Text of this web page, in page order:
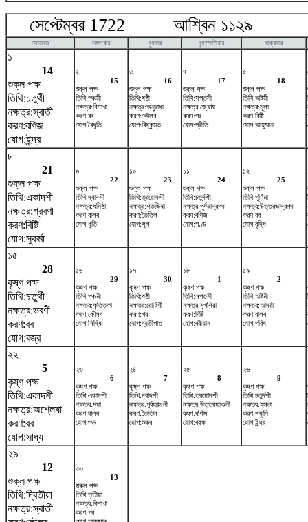
সেপ্টেম্বর 1722 আশ্বিন ১১২৯
সোমবার মঙ্গলবার বুধবার বৃহস্পতিবার শুক্রবার
১
14
শুক্ল পক্ষ
তিথি:চতুর্থী
নক্ষত্র:স্বাতী
করণ:বণিজ
যোগ:ইন্দ্র
২
15
শুক্ল পক্ষ
তিথি:পঞ্চমী
নক্ষত্র:বিশাখা
করণ:বব
যোগ:বৈধৃতি
৩
16
শুক্ল পক্ষ
তিথি:ষষ্ঠী
নক্ষত্র:অনুরাধা
করণ:কৌলব
যোগ:বিষ্কুম্ভ
৪
17
শুক্ল পক্ষ
তিথি:সপ্তমী
নক্ষত্র:জ্যেষ্ঠা
করণ:গর
যোগ:প্রীতি
৫
18
শুক্ল পক্ষ
তিথি:অষ্টমী
নক্ষত্র:মূলা
করণ:বিষ্টি
যোগ:আয়ুষ্মান
৮
21
শুক্ল পক্ষ
তিথি:একাদশী
নক্ষত্র:শ্রবণা
করণ:বিষ্টি
যোগ:সুকর্মা
৯
22
শুক্ল পক্ষ
তিথি:দ্বাদশী
নক্ষত্র:ধনিষ্ঠা
করণ:বালব
যোগ:ধৃতি
১০
23
শুক্ল পক্ষ
তিথি:ত্রয়োদশী
নক্ষত্র:শতভিষ‌া
করণ:তৈতিল
যোগ:শূল
১১
24
শুক্ল পক্ষ
তিথি:চতুর্দশী
নক্ষত্র:পূর্বভাদ্রপদ
করণ:বণিজ
যোগ:গণ্ড
১২
25
শুক্ল পক্ষ
তিথি:পূর্ণিমা
নক্ষত্র:উত্তরভাদ্রপদ
করণ:বব
যোগ:বৃদ্ধি
১৫
28
কৃষ্ণ পক্ষ
তিথি:চতুর্থী
নক্ষত্র:ভরণী
করণ:বব
যোগ:বজ্র
১৬
29
কৃষ্ণ পক্ষ
তিথি:পঞ্চমী
নক্ষত্র:কৃত্তিকা
করণ:কৌলব
যোগ:সিদ্ধি
১৭
30
কৃষ্ণ পক্ষ
তিথি:ষষ্ঠী
নক্ষত্র:রোহিণী
করণ:গর
যোগ:ব্যতীপাত
১৮
1
কৃষ্ণ পক্ষ
তিথি:সপ্তমী
নক্ষত্র:মৃগশিরা
করণ:বিষ্টি
যোগ:বরীয়ান
১৯
2
কৃষ্ণ পক্ষ
তিথি:অষ্টমী
নক্ষত্র:আর্দ্রা
করণ:বালব
যোগ:পরিঘ
২২
5
কৃষ্ণ পক্ষ
তিথি:একাদশী
নক্ষত্র:অশ্লেষা
করণ:বব
যোগ:সাধ্য
২৩
6
কৃষ্ণ পক্ষ
তিথি:একাদশী
নক্ষত্র:মঘা
করণ:বালব
যোগ:শুভ
২৪
7
কৃষ্ণ পক্ষ
তিথি:দ্বাদশী
নক্ষত্র:পূর্বফাল্গুনী
করণ:তৈতিল
যোগ:শুক্র
২৫
8
কৃষ্ণ পক্ষ
তিথি:ত্রয়োদশী
নক্ষত্র:উত্তরফাল্গুনী
করণ:বণিজ
যোগ:ব্রহ্ম
২৬
9
কৃষ্ণ পক্ষ
তিথি:চতুর্দশী
নক্ষত্র:হস্তা
করণ:শকুনি
যোগ:ইন্দ্র
২৯
12
শুক্ল পক্ষ
তিথি:দ্বিতীয়া
নক্ষত্র:স্বাতী
৩০
13
শুক্ল পক্ষ
তিথি:তৃতীয়া
নক্ষত্র:বিশাখা
করণ:গর